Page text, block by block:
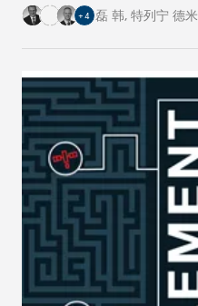
的跨国基础设施建设工
+4 磊 韩, 特列宁 德